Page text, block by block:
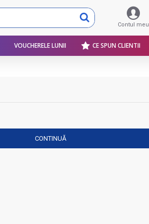
Contul meu
VOUCHERELE LUNII CE SPUN CLIENTII
CONTINUĂ